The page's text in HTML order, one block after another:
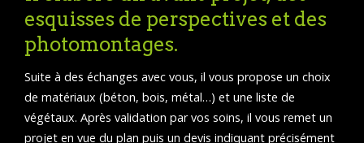
esquisses de perspectives et des
photomontages.
Suite à des échanges avec vous, il vous propose un choix
de matériaux (béton, bois, métal…) et une liste de
végétaux. Après validation par vos soins, il vous remet un
projet en vue du plan puis un devis indiquant précisément